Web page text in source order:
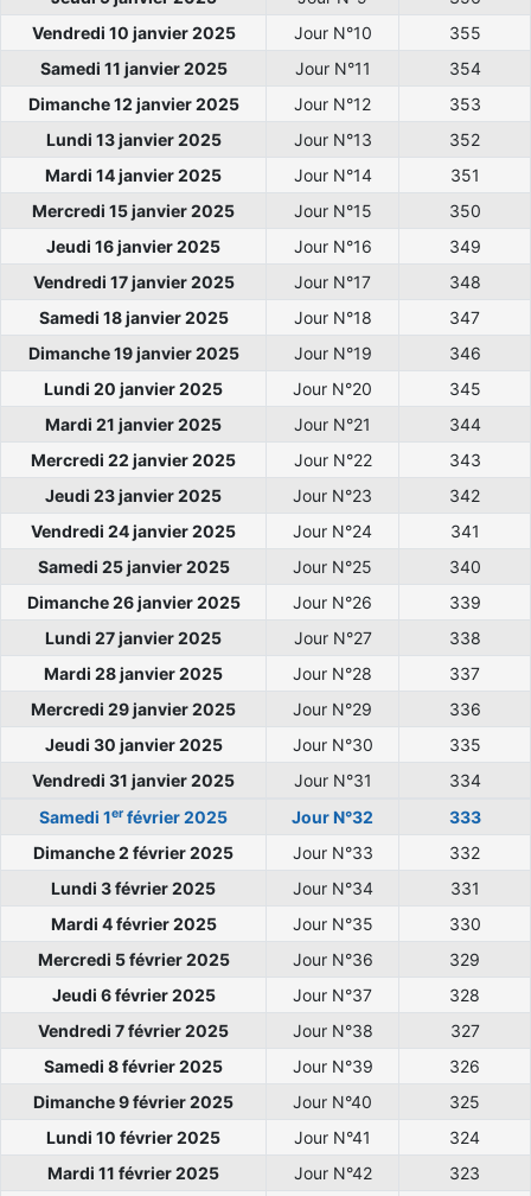
Vendredi 10 janvier 2025
Jour N°10
355
Samedi 11 janvier 2025
Jour N°11
354
Dimanche 12 janvier 2025
Jour N°12
353
Lundi 13 janvier 2025
Jour N°13
352
Mardi 14 janvier 2025
Jour N°14
351
Mercredi 15 janvier 2025
Jour N°15
350
Jeudi 16 janvier 2025
Jour N°16
349
Vendredi 17 janvier 2025
Jour N°17
348
Samedi 18 janvier 2025
Jour N°18
347
Dimanche 19 janvier 2025
Jour N°19
346
Lundi 20 janvier 2025
Jour N°20
345
Mardi 21 janvier 2025
Jour N°21
344
Mercredi 22 janvier 2025
Jour N°22
343
Jeudi 23 janvier 2025
Jour N°23
342
Vendredi 24 janvier 2025
Jour N°24
341
Samedi 25 janvier 2025
Jour N°25
340
Dimanche 26 janvier 2025
Jour N°26
339
Lundi 27 janvier 2025
Jour N°27
338
Mardi 28 janvier 2025
Jour N°28
337
Mercredi 29 janvier 2025
Jour N°29
336
Jeudi 30 janvier 2025
Jour N°30
335
Vendredi 31 janvier 2025
Jour N°31
334
Samedi 1er février 2025 Jour N°32
333
Dimanche 2 février 2025
Jour N°33
332
Lundi 3 février 2025
Jour N°34
331
Mardi 4 février 2025
Jour N°35
330
Mercredi 5 février 2025
Jour N°36
329
Jeudi 6 février 2025
Jour N°37
328
Vendredi 7 février 2025
Jour N°38
327
Samedi 8 février 2025
Jour N°39
326
Dimanche 9 février 2025
Jour N°40
325
Lundi 10 février 2025
Jour N°41
324
Mardi 11 février 2025
Jour N°42
323